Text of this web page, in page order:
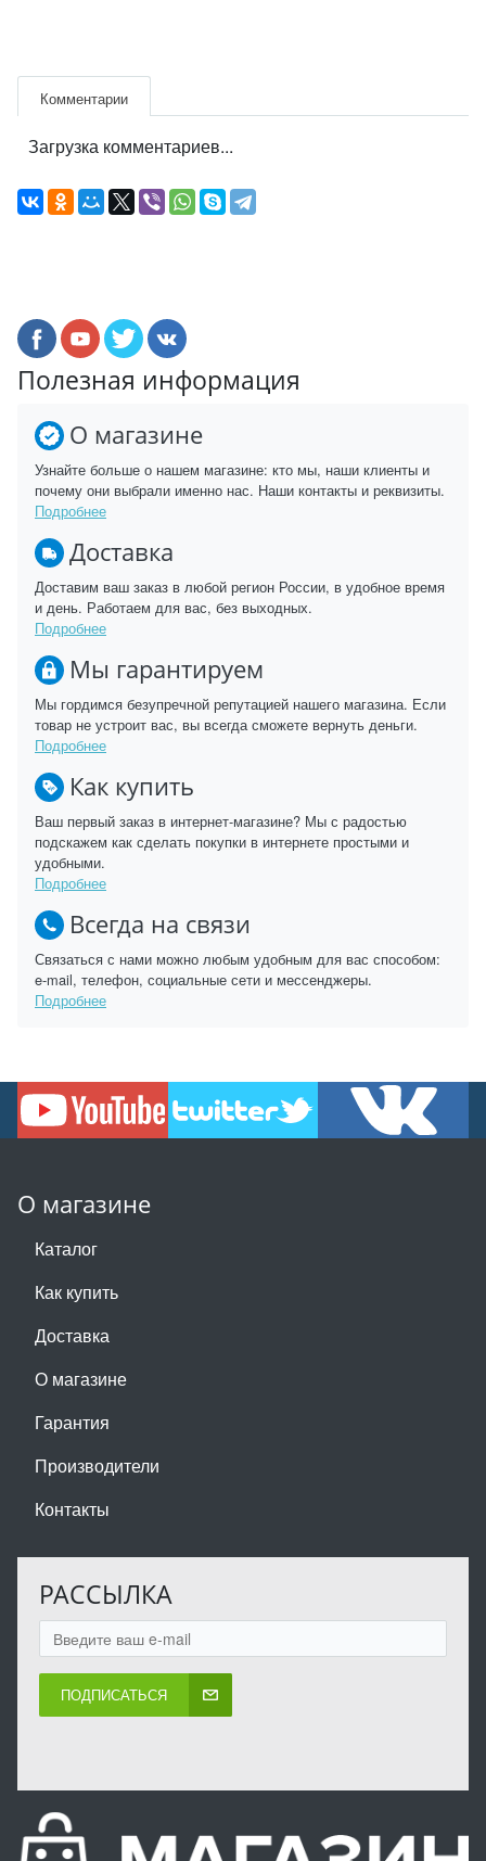
Комментарии
Загрузка комментариев...
Полезная информация
О магазине
Узнайте больше о нашем магазине: кто мы, наши клиенты и
почему они выбрали именно нас. Наши контакты и реквизиты.
Подробнее
Доставка
Доставим ваш заказ в любой регион России, в удобное время
и день. Работаем для вас, без выходных.
Подробнее
Мы гарантируем
Мы гордимся безупречной репутацией нашего магазина. Если
товар не устроит вас, вы всегда сможете вернуть деньги.
Подробнее
Как купить
Ваш первый заказ в интернет-магазине? Мы с радостью
подскажем как сделать покупки в интернете простыми и
удобными.
Подробнее
Всегда на связи
Связаться с нами можно любым удобным для вас способом:
e-mail, телефон, социальные сети и мессенджеры.
Подробнее
О магазине
Каталог
Как купить
Доставка
О магазине
Гарантия
Производители
Контакты
РАССЫЛКА
ПОДПИСАТЬСЯ